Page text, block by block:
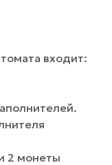
входит:
2 монеты